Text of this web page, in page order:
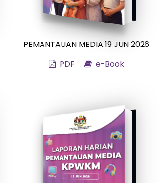
PEMANTAUAN MEDIA 19 JUN 2026
PDF
e-Book